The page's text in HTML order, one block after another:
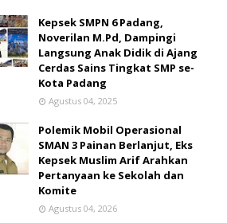
Kepsek SMPN 6 Padang,
Noverilan M.Pd, Dampingi
Langsung Anak Didik di Ajang
Cerdas Sains Tingkat SMP se-
Kota Padang
Agustus 04, 2025
Polemik Mobil Operasional
SMAN 3 Painan Berlanjut, Eks
Kepsek Muslim Arif Arahkan
Pertanyaan ke Sekolah dan
Komite
Agustus 04, 2026